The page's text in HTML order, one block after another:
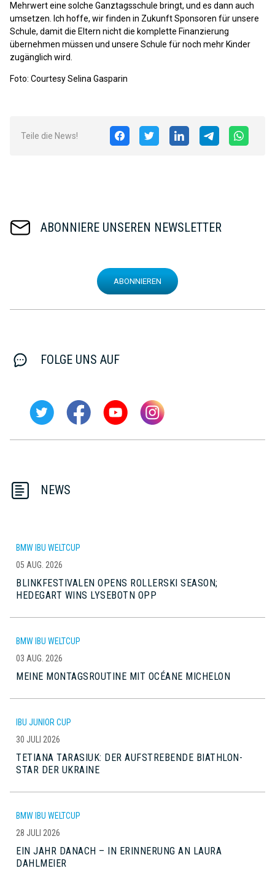
Mehrwert eine solche Ganztagsschule bringt, und es dann auch
umsetzen. Ich hoffe, wir finden in Zukunft Sponsoren für unsere
Schule, damit die Eltern nicht die komplette Finanzierung
übernehmen müssen und unsere Schule für noch mehr Kinder
zugänglich wird.
Foto: Courtesy Selina Gasparin
Teile die News!
ABONNIERE UNSEREN NEWSLETTER
ABONNIEREN
FOLGE UNS AUF
NEWS
BMW IBU WELTCUP
05 AUG. 2026
BLINKFESTIVALEN OPENS ROLLERSKI SEASON;
HEDEGART WINS LYSEBOTN OPP
BMW IBU WELTCUP
03 AUG. 2026
MEINE MONTAGSROUTINE MIT OCÉANE MICHELON
IBU JUNIOR CUP
30 JULI 2026
TETIANA TARASIUK: DER AUFSTREBENDE BIATHLON-
STAR DER UKRAINE
BMW IBU WELTCUP
28 JULI 2026
EIN JAHR DANACH – IN ERINNERUNG AN LAURA
DAHLMEIER